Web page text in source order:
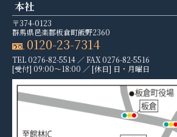
本社
〒374-0123
群馬県邑楽郡板倉町飯野2360
0120-23-7314
TEL 0276-82-5514 ／ FAX 0276-82-5516
[受付] 09:00～18:00 ／[休日] 日・月曜日